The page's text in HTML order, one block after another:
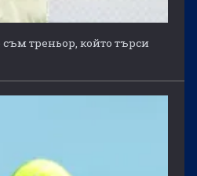
треньор, който търси